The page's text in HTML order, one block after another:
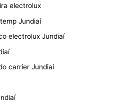
electrolux
Jundiaí
electrolux Jundiaí
carrier Jundiaí